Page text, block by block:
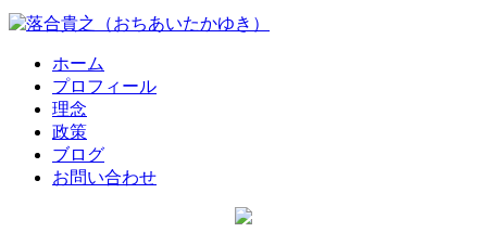
ホーム
プロフィール
理念
政策
ブログ
お問い合わせ